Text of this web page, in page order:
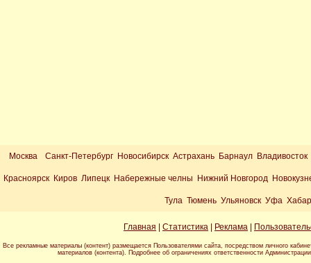
Москва Санкт-Петербург Новосибирск Астрахань Барнаул
Красноярск Киров Липецк Набережные челны Нижний Новгород
Тула Тюмень Ульяновск Уфа
Главная Статистика Реклама
Все рекламные материалы (контент) размещается Пользователями сайта, посредством личного
материалов (контента). Подробнее об ограничениях ответственности